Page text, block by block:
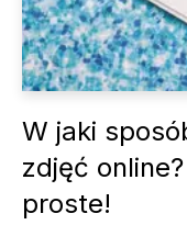
W jaki
zdjęć
proste!